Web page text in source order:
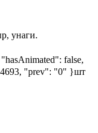
унаги.
false,
"prev": "0" }шт